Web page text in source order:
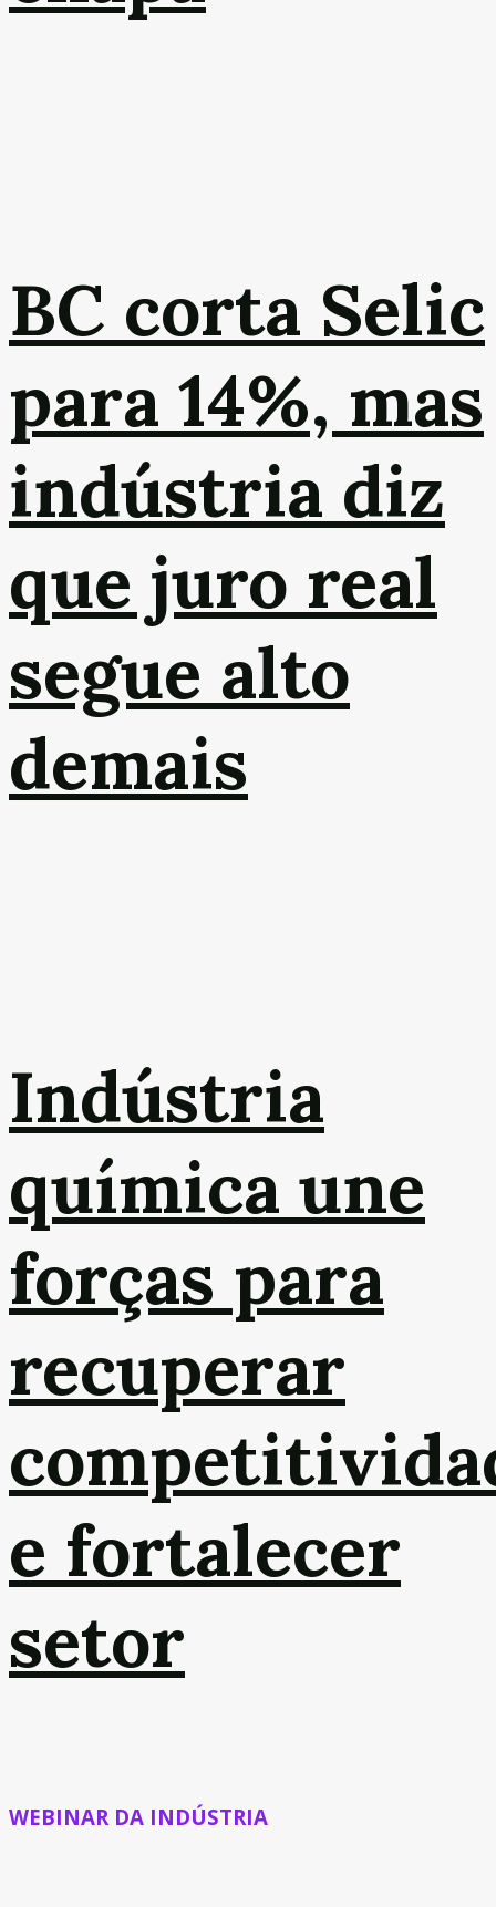
BC corta Selic
para 14%, mas
indústria diz
que juro real
segue alto
demais
Indústria
química une
forças para
recuperar
e fortalecer
setor
WEBINAR DA INDÚSTRIA